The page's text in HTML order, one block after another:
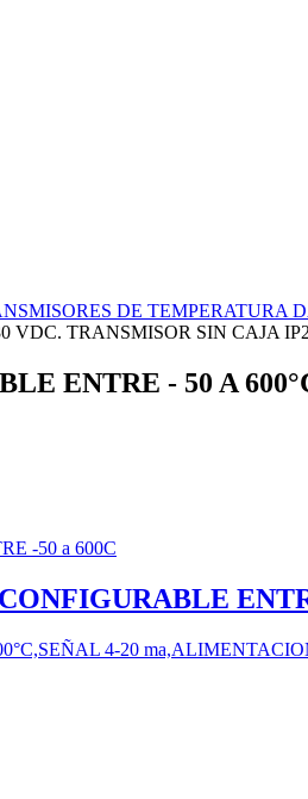
DE TEMPERATURA
VDC. TRANSMISOR SIN CAJA
ENTRE - 50 A
4-20